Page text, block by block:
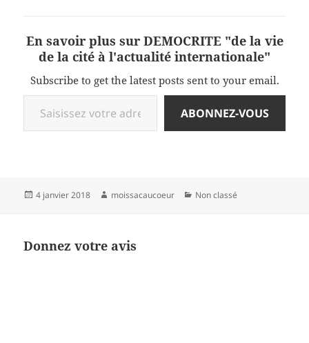
En savoir plus sur DEMOCRITE "de la vie
de la cité à l'actualité internationale"
Subscribe to get the latest posts sent to your email.
Saisissez votre adresse e-mail…
ABONNEZ-VOUS
Publié
4 janvier 2018 Auteur
moissacaucoeur Catégories
Non classé
Donnez votre avis